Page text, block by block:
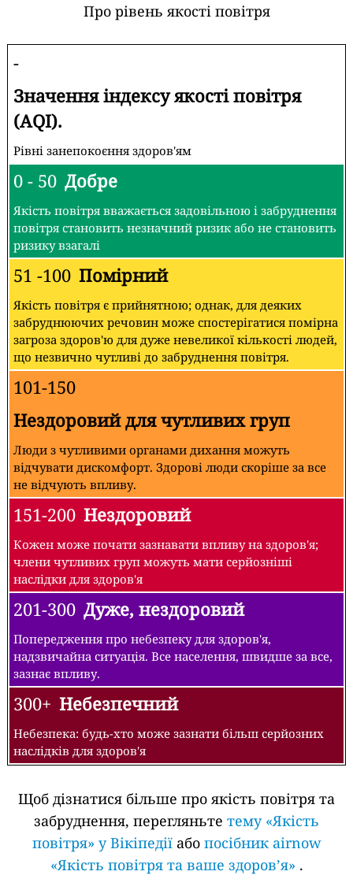
Про рівень якості повітря
-
Значення індексу якості повітря
(AQI).
Рівні занепокоєння здоров'ям
0 - 50 Добре
Якість повітря вважається задовільною і забруднення
повітря становить незначний ризик або не становить
ризику взагалі
51 -100 Помірний
Якість повітря є прийнятною; однак, для деяких
забруднюючих речовин може спостерігатися помірна
загроза здоров'ю для дуже невеликої кількості людей,
що незвично чутливі до забруднення повітря.
101-150
Нездоровий для чутливих груп
Люди з чутливими органами дихання можуть
відчувати дискомфорт. Здорові люди скоріше за все
не відчують впливу.
151-200 Нездоровий
Кожен може почати зазнавати впливу на здоров'я;
члени чутливих груп можуть мати серйозніші
наслідки для здоров'я
201-300 Дуже, нездоровий
Попередження про небезпеку для здоров'я,
надзвичайна ситуація. Все населення, швидше за все,
зазнає впливу.
300+ Небезпечний
Небезпека: будь-хто може зазнати більш серйозних
наслідків для здоров'я
Щоб дізнатися більше про якість повітря та
забруднення, перегляньте тему «Якість
повітря» у Вікіпедіїабо посібник airnow
«Якість повітря та ваше здоров’я» .